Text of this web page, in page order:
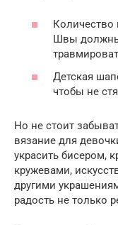
Швы
Детская
чтобы не
Но не стоит
вязание для
украсить бисером,
кружевами,
другими
радость не только